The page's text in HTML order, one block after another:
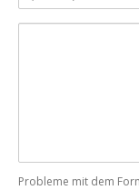
Mail
Probleme mit dem